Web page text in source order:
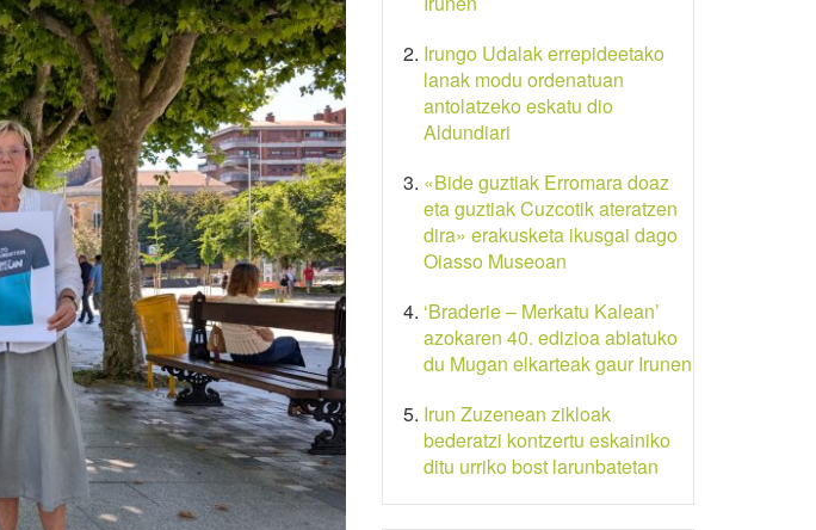
Irungo Udalak errepideetako
lanak modu ordenatuan
antolatzeko eskatu dio
Aldundiari
«Bide guztiak Erromara doaz
eta guztiak Cuzcotik ateratzen
dira» erakusketa ikusgai dago
Oiasso Museoan
‘Braderie – Merkatu Kalean’
azokaren 40. edizioa abiatuko
du Mugan elkarteak gaur Irunen
Irun Zuzenean zikloak
bederatzi kontzertu eskainiko
ditu urriko bost larunbatetan